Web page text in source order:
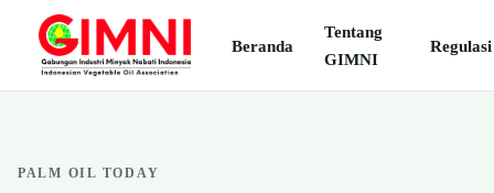
Beranda
Tentang
GIMNI
Regulasi
PALM OIL TODAY